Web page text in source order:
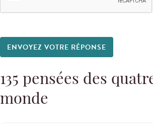
ENVOYEZ VOTRE RÉPONSE
135 pensées des
monde